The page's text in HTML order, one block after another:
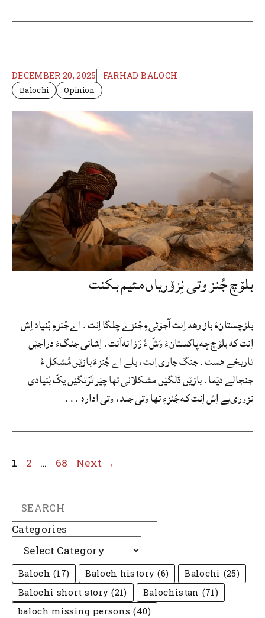
DECEMBER 20, 2025 FARHAD BALOCH
Balochi Opinion
بلۆچ جُنز وتی نِزۆریاں مئیم بکنت
بلۆچستانءَ باز وهد اِنت آجۆئیءِ جُنزے چلگا اِنت. اے جُنزءِ بُنیاد اِش
اِنت که بلۆچ چه پاکستانءَ وَشّ ءُ رَزا نه‌اَنت. اِشانی جنگءَ دراجێں
تاریخے هست. جنگ جاری اِنت، بلے اے جُنزءَ بازێں مُشکل ءُ
جنجالے دێما. بازێں ڈلگێں مشکلانی تها چێر تَرّتگێں یکّ بُنیادی
نزوری‌یے اِش اِنت که جُنزءِ تها وتی جند، وتی اداره ...
Page
1 Page
2 … Page
68 Next →
Categories
Baloch (17) Baloch history (6) Balochi (25)
Balochi short story (21) Balochistan (71)
baloch missing persons (40)